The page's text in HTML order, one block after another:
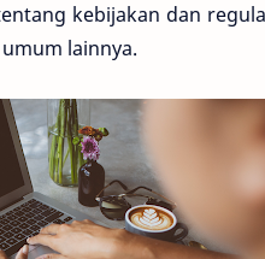
kebijakan dan
lainnya.